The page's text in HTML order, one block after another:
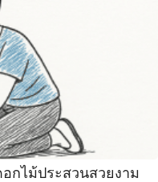
กไม้ประสวนสวยงาม